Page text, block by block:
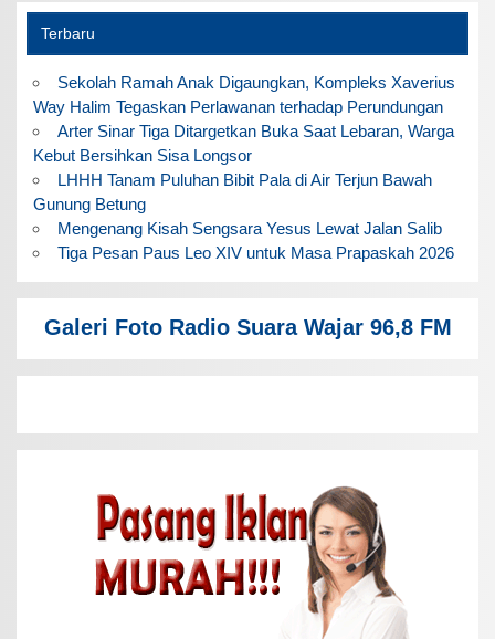
Terbaru
Sekolah Ramah Anak Digaungkan, Kompleks Xaverius
Way Halim Tegaskan Perlawanan terhadap Perundungan
Arter Sinar Tiga Ditargetkan Buka Saat Lebaran, Warga
Kebut Bersihkan Sisa Longsor
LHHH Tanam Puluhan Bibit Pala di Air Terjun Bawah
Gunung Betung
Mengenang Kisah Sengsara Yesus Lewat Jalan Salib
Tiga Pesan Paus Leo XIV untuk Masa Prapaskah 2026
Galeri Foto Radio Suara Wajar 96,8 FM